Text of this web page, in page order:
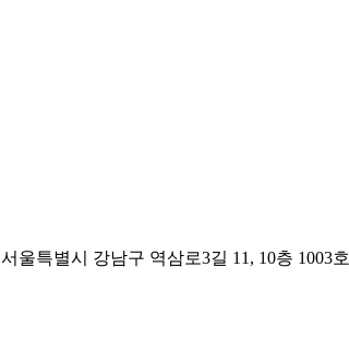
서울특별시 강남구 역삼로3길 11, 10층 1003호